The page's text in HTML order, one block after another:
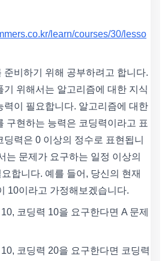
learn/courses/30/lesso
준비하기 위해 공부하려고 합니다.
기 위해서는 알고리즘에 대한 지식
력이 필요합니다. 알고리즘에 대한
구현하는 능력은 코딩력이라고 표
력은 0 이상의 정수로 표현됩니
는 문제가 요구하는 일정 이상의
합니다. 예를 들어, 당신의 현재
10이라고 가정해보겠습니다.
코딩력 10을 요구한다면 A 문제
코딩력 20을 요구한다면 코딩력